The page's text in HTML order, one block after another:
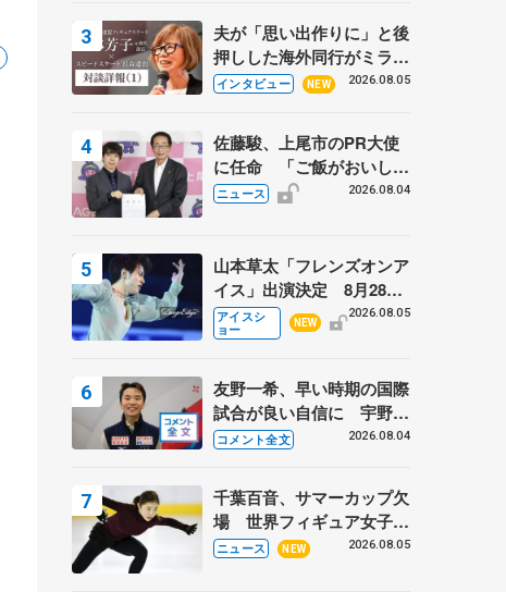
野村忠宏さんと対談
夫が「思い出作りに」と後
押しした海外同行がミラノ
まで… 繁華街のリンクで
に 小林芳子さんが振り返
るスケート人生
インタビュー NEW 2026.08.05
佐藤駿、上尾市のPR大使
に任命 「ご飯がおいし
く、住みやすいのが魅力」
ニュース 2026.08.04
山本草太「フレンズオンア
イス」出演決定 8月28日
（金）2公演のみ 荒川静
香さんプロデュース、20
アイスシ
ョー
NEW
2026.08.05
友野一希、早い時期の国際
試合が良い自信に 宇野昌
磨の現役復帰に思っている
トロフィーフリー】
コメント全文 2026.08.04
千葉百音、サマーカップ欠
場 世界フィギュア女子2
位
ニュース NEW 2026.08.05